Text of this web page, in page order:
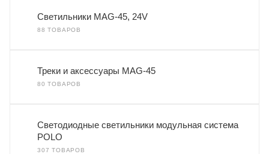
Светильники MAG-45, 24V
88 ТОВАРОВ
Треки и аксессуары MAG-45
80 ТОВАРОВ
Светодиодные светильники модульная система
POLO
307 ТОВАРОВ